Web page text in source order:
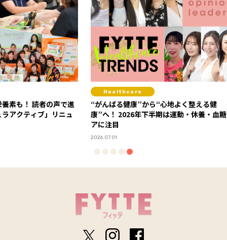
で進
ニュ
Healthcare
“がんばる健康”から“心地よく整える健
康”へ！ 2026年下半期は運動・休養・血糖ケ
背中の
ィス【